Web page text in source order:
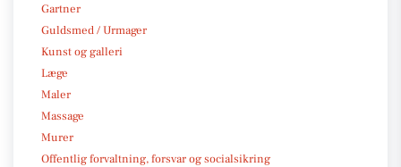
Gartner
Guldsmed / Urmager
Kunst og galleri
Læge
Maler
Massage
Murer
Offentlig forvaltning, forsvar og socialsikring